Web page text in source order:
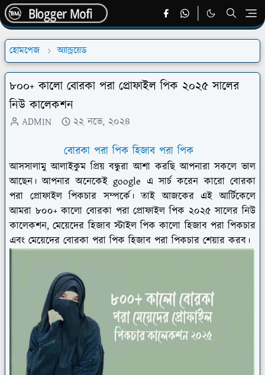
হোমপেজ অ্যান্ড্রয়েড
৮০০+ কালো বোরকা পরা প্রোফাইল পিক ২০২৫ সালের
নিউ কালেকশন
ADMIN ২২ নভে, ২০২৪
বোরকা পরা পিক হিজাব পরা পিক
আসসালামু আলাইকুম প্রিয় বন্ধুরা আশা করছি আপনারা সকলে ভাল
আছেন। আপনার অনেকেই google এ সার্চ করেন কারো বোরকা
পরা প্রোফাইল পিকচার সম্পর্কে। তাই আজকের এই আর্টিকেলে
আমরা ৮০০+ কালো বোরকা পরা প্রোফাইল পিক ২০২৫ সালের নিউ
কালেকশন, মেয়েদের হিজাব স্টাইল পিক কালো হিজাব পরা পিকচার
এবং মেয়েদের বোরকা পরা পিক হিজাব পরা পিকচার শেয়ার করব।